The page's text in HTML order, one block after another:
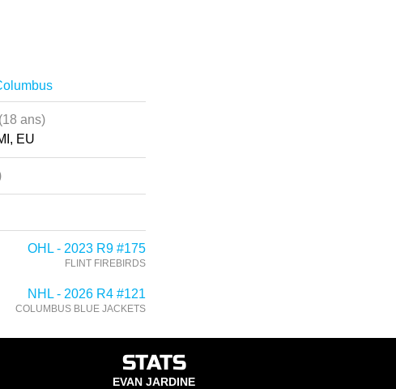
(18 ans)
EU
OHL - 2023 R9 #175
FLINT FIREBIRDS
NHL - 2026 R4 #121
COLUMBUS BLUE JACKETS
STATS
EVAN JARDINE